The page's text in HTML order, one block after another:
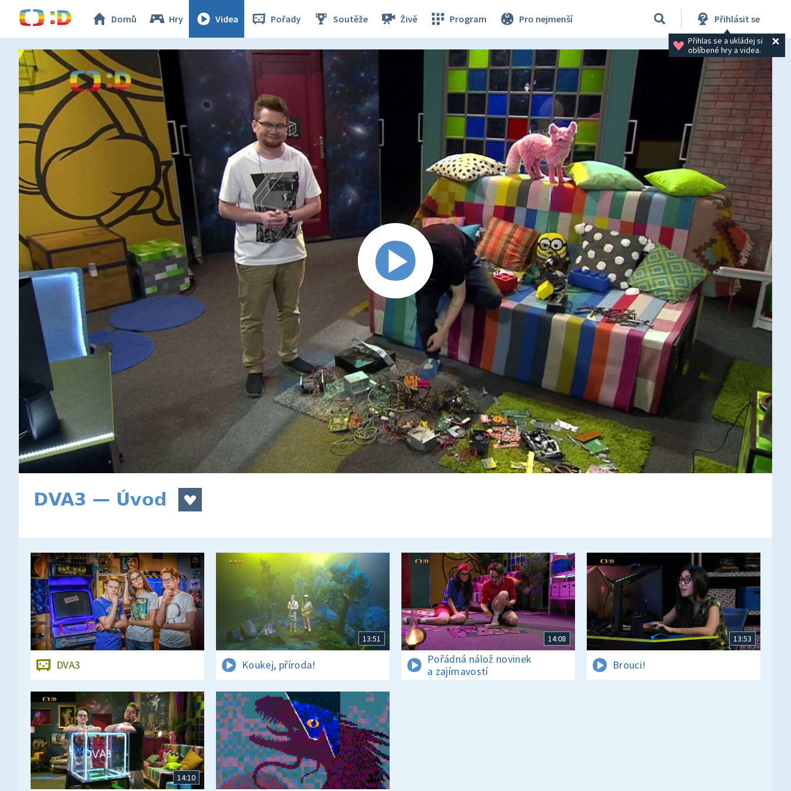
Domů Hry Videa Pořady Soutěže Živě Program Pro nejmenší Přihlásit se
Přihlas se a ukládej si
oblíbené hry a videa.
DVA3 — Úvod
DVA3
13:51
Koukej, příroda!
14:08
Pořádná nálož novinek
a zajímavostí
13:53
Brouci!
14:10